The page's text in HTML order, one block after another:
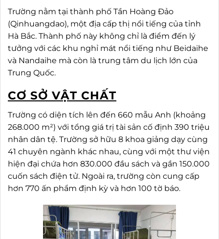
Trường nằm tại thành phố Tần Hoàng Đảo
(Qinhuangdao), một địa cấp thị nổi tiếng của tỉnh
Hà Bắc. Thành phố này không chỉ là điểm đến lý
tưởng với các khu nghỉ mát nổi tiếng như Beidaihe
và Nandaihe mà còn là trung tâm du lịch lớn của
Trung Quốc.
CƠ SỞ VẬT CHẤT
Trường có diện tích lên đến 660 mẫu Anh (khoảng
268.000 m²) với tổng giá trị tài sản cố định 390 triệu
nhân dân tệ. Trường sở hữu 8 khoa giảng dạy cùng
41 chuyên ngành khác nhau, cùng với một thư viện
hiện đại chứa hơn 830.000 đầu sách và gần 150.000
cuốn sách điện tử. Ngoài ra, trường còn cung cấp
hơn 770 ấn phẩm định kỳ và hơn 100 tờ báo.